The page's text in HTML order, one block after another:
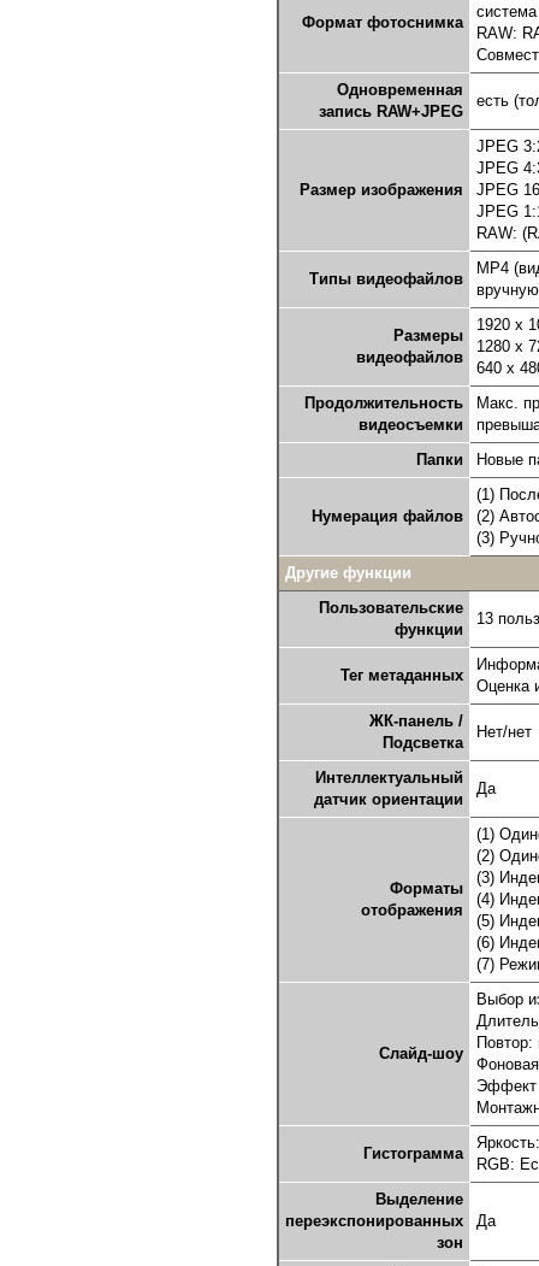
Формат фотоснимка
RAW:
Одновременная
запись RAW+JPEG
есть
Размер изображения
JPEG
JPEG
JPEG
JPEG
RAW:
Типы видеофайлов
MP4
Размеры
видеофайлов
1920 x
1280 x
640 x
Продолжительность
видеосъемки
Макс.
Папки
Новые
Нумерация файлов
(1)
(2)
(3)
Другие функции
Пользовательские
функции
13
Тег метаданных
Оценка
ЖК-панель /
Подсветка
Нет/нет
Интеллектуальный
датчик ориентации
Да
Форматы
отображения
(1)
(2)
(3)
(4)
(5)
(6)
(7)
Слайд-шоу
Выбор
Эффект
Гистограмма
RGB:
Выделение
переэкспонированных
зон
Да